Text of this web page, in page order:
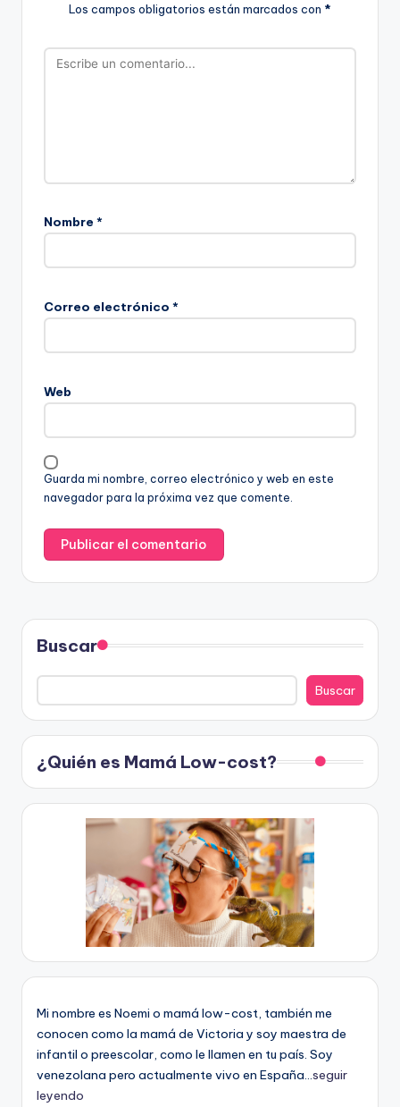
Los campos obligatorios están marcados con *
Nombre *
Correo electrónico *
Web
Guarda mi nombre, correo electrónico y web en este
navegador para la próxima vez que comente.
Buscar
Buscar
¿Quién es Mamá Low-cost?
Mi nombre es Noemi o mamá low-cost, también me
conocen como la mamá de Victoria y soy maestra de
infantil o preescolar, como le llamen en tu país. Soy
venezolana pero actualmente vivo en España...seguir
leyendo